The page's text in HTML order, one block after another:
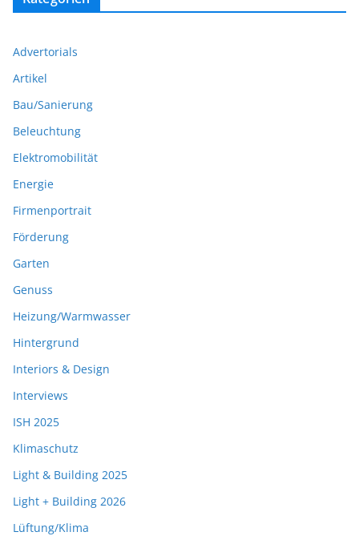
Advertorials
Artikel
Bau/Sanierung
Beleuchtung
Elektromobilität
Energie
Firmenportrait
Förderung
Garten
Genuss
Heizung/Warmwasser
Hintergrund
Interiors & Design
Interviews
ISH 2025
Klimaschutz
Light & Building 2025
Light + Building 2026
Lüftung/Klima